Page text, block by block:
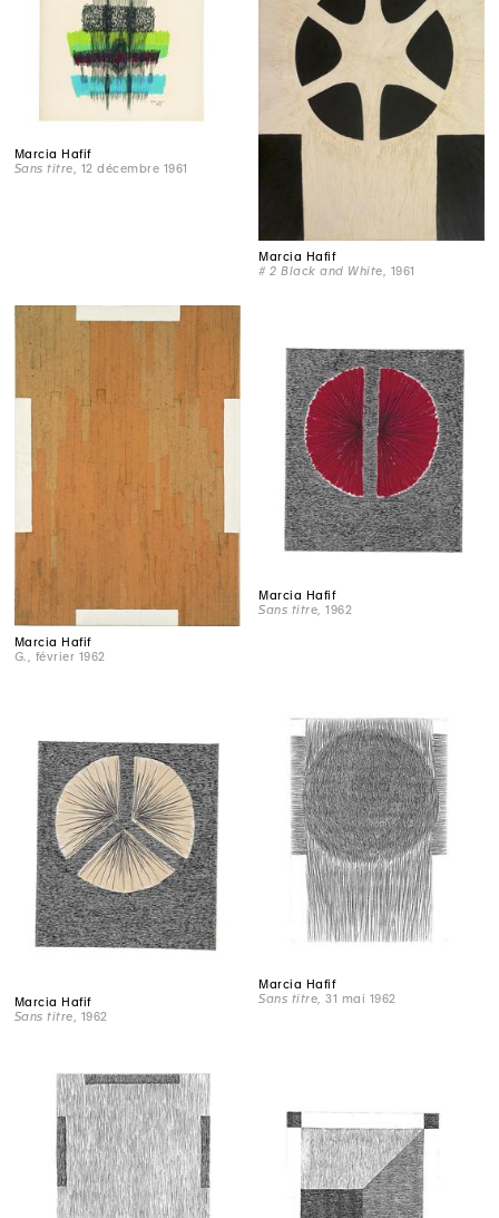
Marcia Hafif
Sans titre , 12 décembre 1961
Marcia Hafif
# 2 Black and White , 1961
Marcia Hafif
G.
, février 1962
Marcia Hafif
Sans titre , 1962
Marcia Hafif
Sans titre , 1962
Marcia Hafif
Sans titre , 31 mai 1962